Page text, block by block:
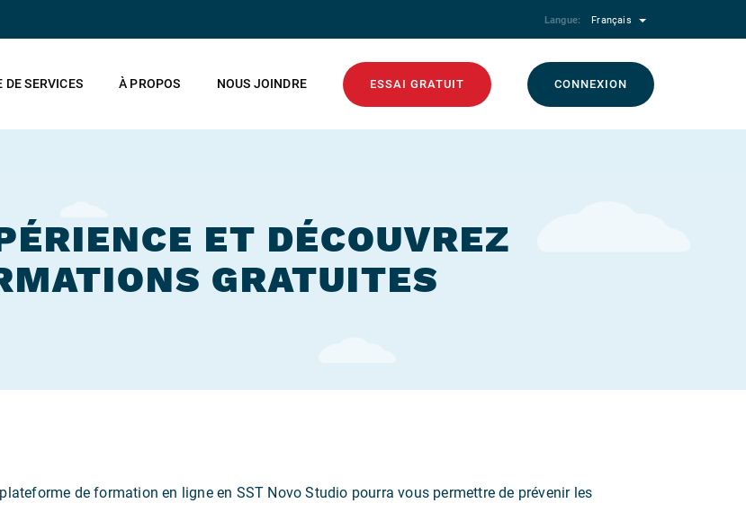
Langue: Français
DE SERVICES À PROPOS NOUS JOINDRE ESSAI GRATUIT CONNEXION
ET DÉCOUVREZ
GRATUITES
de formation en ligne en SST Novo Studio pourra vous permettre de prévenir les